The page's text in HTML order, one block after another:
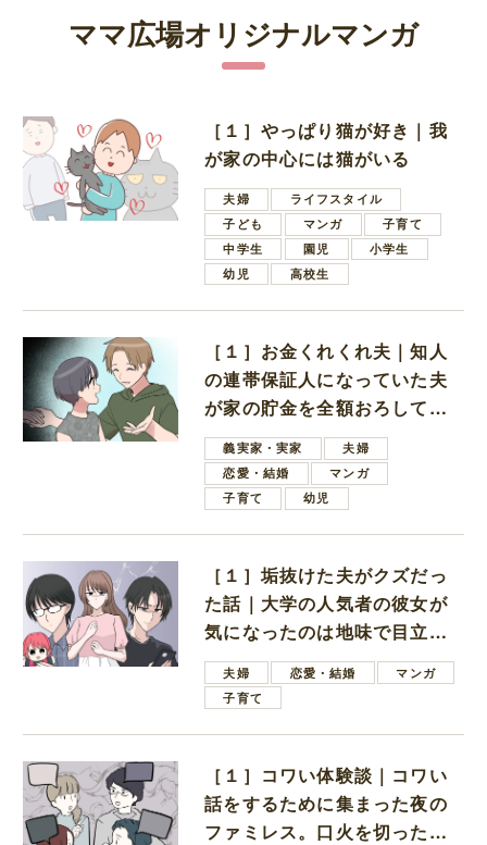
ママ広場オリジナルマンガ
［１］やっぱり猫が好き｜我
が家の中心には猫がいる
夫婦
ライフスタイル
子ども
マンガ
子育て
中学生
園児
小学生
幼児
高校生
［１］お金くれくれ夫｜知人
の連帯保証人になっていた夫
が家の貯金を全額おろしてほ
しいと言ってきた
義実家・実家
夫婦
恋愛・結婚
マンガ
子育て
幼児
［１］垢抜けた夫がクズだっ
た話｜大学の人気者の彼女が
気になったのは地味で目立た
ない男子学生
夫婦 恋愛・結婚
マンガ
子育て
［１］コワい体験談｜コワい
話をするために集まった夜の
ファミレス。口火を切ったの